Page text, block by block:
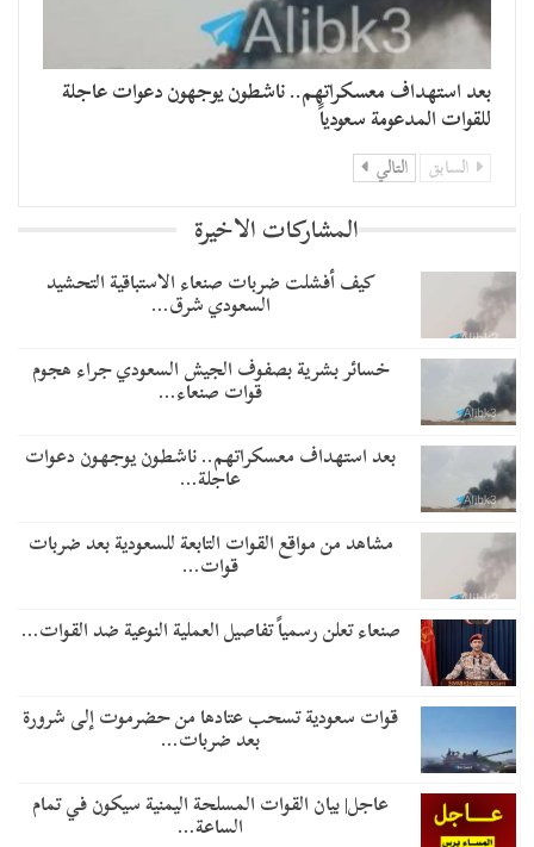
بعد استهداف معسكراتهم.. ناشطون يوجهون دعوات عاجلة
للقوات المدعومة سعودياً
السابق التالي
المشاركات الاخيرة
​كيف أفشلت ضربات صنعاء الاستباقية التحشيد
السعودي شرق…
خسائر بشرية بصفوف الجيش السعودي جراء هجوم
قوات صنعاء…
بعد استهداف معسكراتهم.. ناشطون يوجهون دعوات
عاجلة…
مشاهد من مواقع القوات التابعة للسعودية بعد ضربات
قوات…
صنعاء تعلن رسمياً تفاصيل العملية النوعية ضد القوات…
قوات سعودية تسحب عتادها من حضرموت إلى شرورة
بعد ضربات…
عاجل| بيان القوات المسلحة اليمنية سيكون في تمام
الساعة…